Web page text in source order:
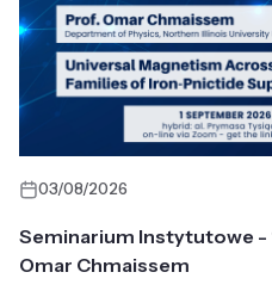
03/08/2026
Seminarium Instytutowe -
Omar Chmaissem